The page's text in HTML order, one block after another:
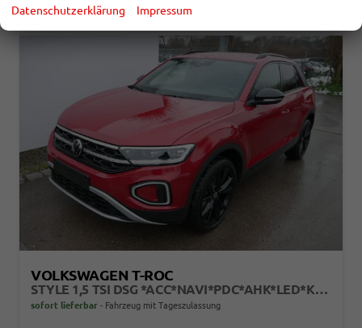
VOLKSWAGEN T-ROC
STYLE 1,5 TSI DSG *ACC*NAVI*PDC*AHK*LED*KAMERA*TEMPOMAT*19-ZOLL
sofort lieferbar Fahrzeug mit Tageszulassung
Datenschutzerklärung Impressum